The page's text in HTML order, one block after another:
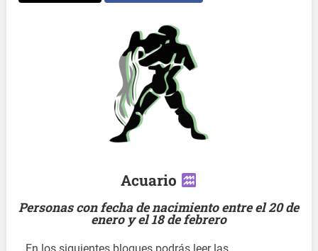
Acuario
Personas con fecha de nacimiento entre el 20 de
enero y el 18 de febrero